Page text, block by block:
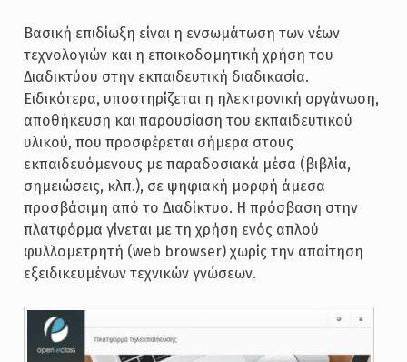
Βασική επιδίωξη είναι η ενσωμάτωση των νέων
τεχνολογιών και η εποικοδομητική χρήση του
Διαδικτύου στην εκπαιδευτική διαδικασία.
Ειδικότερα, υποστηρίζεται η ηλεκτρονική οργάνωση,
αποθήκευση και παρουσίαση του εκπαιδευτικού
υλικού, που προσφέρεται σήμερα στους
εκπαιδευόμενους με παραδοσιακά μέσα (βιβλία,
σημειώσεις, κλπ.), σε ψηφιακή μορφή άμεσα
προσβάσιμη από το Διαδίκτυο. Η πρόσβαση στην
πλατφόρμα γίνεται με τη χρήση ενός απλού
φυλλομετρητή (web browser) χωρίς την απαίτηση
εξειδικευμένων τεχνικών γνώσεων.